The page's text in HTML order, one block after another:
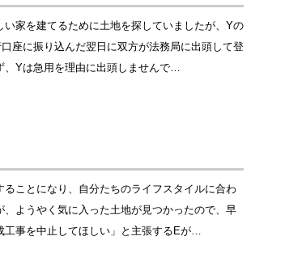
家を建てるために土地を探していましたが、Yの
座に振り込んだ翌日に双方が法務局に出頭して登
、Yは急用を理由に出頭しませんで…
ことになり、自分たちのライフスタイルに合わ
ようやく気に入った土地が見つかったので、早
工事を中止してほしい」と主張するEが…